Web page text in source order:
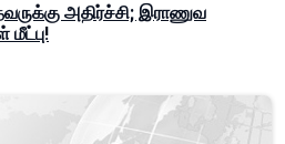
அதிர்ச்சி; இராணுவ